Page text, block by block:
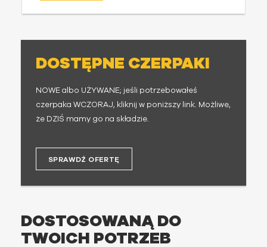
DOSTĘPNE CZERPAKI
NOWE albo UŻYWANE; jeśli potrzebowałeś
czerpaka WCZORAJ, kliknij w poniższy link. Możliwe,
że DZIŚ mamy go na składzie.
SPRAWDŹ OFERTĘ
DOSTOSOWANĄ DO
TWOICH POTRZEB